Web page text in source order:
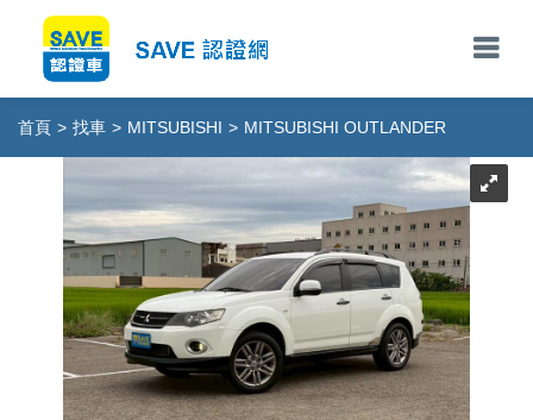
首頁 > 找車 > MITSUBISHI > MITSUBISHI OUTLANDER